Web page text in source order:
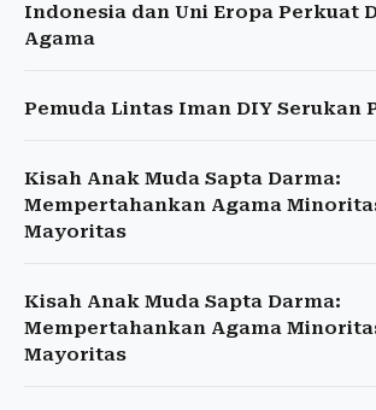
Indonesia dan Uni Eropa Perkuat
Agama
Pemuda Lintas Iman DIY Serukan
Kisah Anak Muda Sapta Darma:
Mempertahankan Agama
Mayoritas
Kisah Anak Muda Sapta Darma:
Mempertahankan Agama
Mayoritas